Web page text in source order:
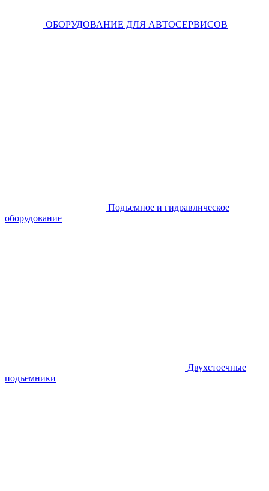
ОБОРУДОВАНИЕ ДЛЯ АВТОСЕРВИСОВ
Подъемное и гидравлическое
оборудование
Двухстоечные
подъемники